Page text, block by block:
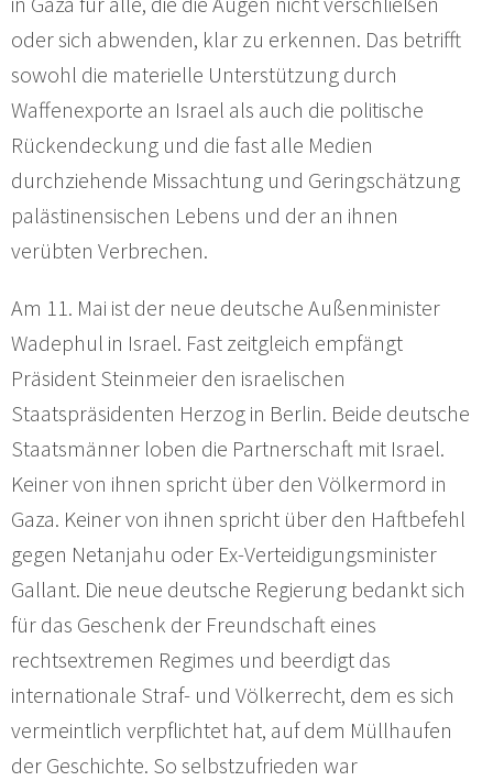
oder sich abwenden, klar zu erkennen. Das betrifft
sowohl die materielle Unterstützung durch
Waffenexporte an Israel als auch die politische
Rückendeckung und die fast alle Medien
durchziehende Missachtung und Geringschätzung
palästinensischen Lebens und der an ihnen
verübten Verbrechen.
Am 11. Mai ist der neue deutsche Außenminister
Wadephul in Israel. Fast zeitgleich empfängt
Präsident Steinmeier den israelischen
Staatspräsidenten Herzog in Berlin. Beide deutsche
Staatsmänner loben die Partnerschaft mit Israel.
Keiner von ihnen spricht über den Völkermord in
Gaza. Keiner von ihnen spricht über den Haftbefehl
gegen Netanjahu oder Ex-Verteidigungsminister
Gallant. Die neue deutsche Regierung bedankt sich
für das Geschenk der Freundschaft eines
rechtsextremen Regimes und beerdigt das
internationale Straf- und Völkerrecht, dem es sich
vermeintlich verpflichtet hat, auf dem Müllhaufen
der Geschichte. So selbstzufrieden war